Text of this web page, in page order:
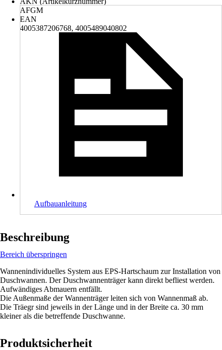
AFGM
EAN
4005387206768, 4005489040802
Aufbauanleitung
Beschreibung
Bereich überspringen
Wannenindividuelles System aus EPS-Hartschaum zur Installation von
Duschwannen. Der Duschwannenträger kann direkt befliest werden.
Aufwändiges Abmauern entfällt.
Die Außenmaße der Wannenträger leiten sich von Wannenmaß ab.
Die Träegr sind jeweils in der Länge und in der Breite ca. 30 mm
kleiner als die betreffende Duschwanne.
Produktsicherheit